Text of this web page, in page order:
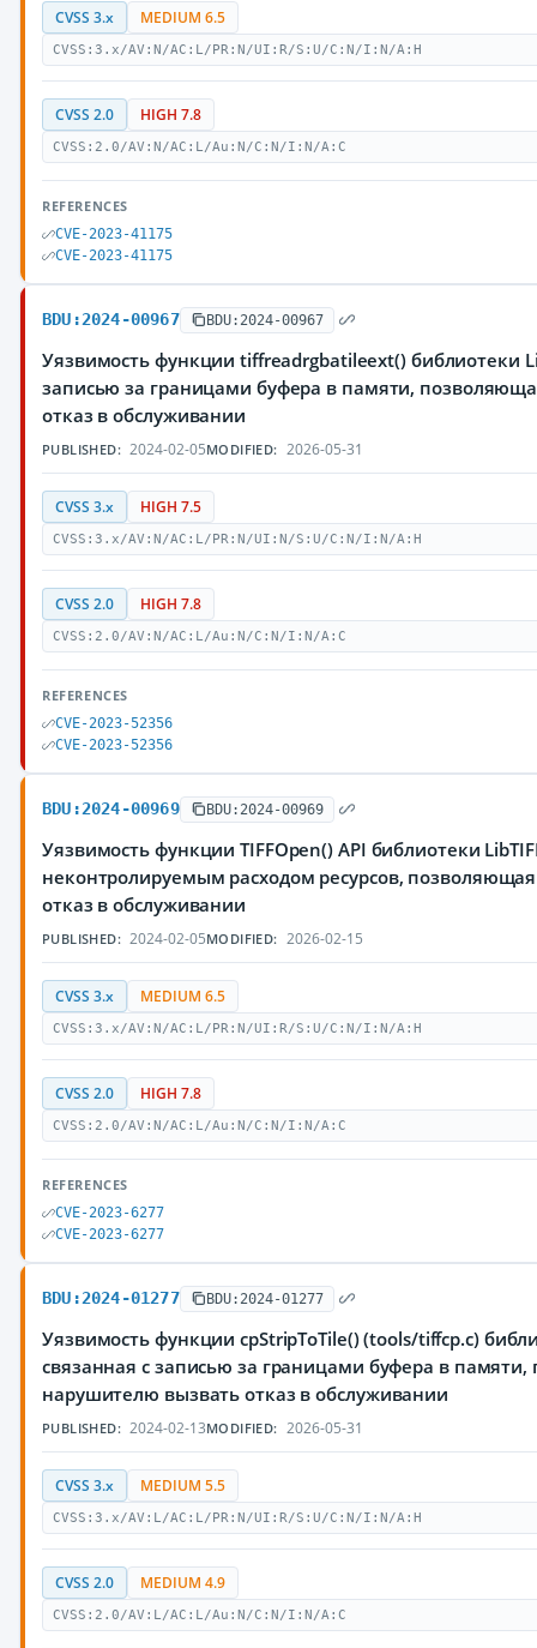
CVSS 3.x MEDIUM 6.5
CVSS:3.x/AV:N/AC:L/PR:N/UI:R/S:U/C:N/I:N/A:H
CVSS 2.0 HIGH 7.8
CVSS:2.0/AV:N/AC:L/Au:N/C:N/I:N/A:C
REFERENCES
CVE-2023-41175
CVE-2023-41175
BDU:2024-00967 BDU:2024-00967
Уязвимость функции tiffreadrgbatileext() библиотеки
записью за границами буфера в памяти,
отказ в обслуживании
PUBLISHED: 2024-02-05MODIFIED: 2026-05-31
CVSS 3.x HIGH 7.5
CVSS:3.x/AV:N/AC:L/PR:N/UI:N/S:U/C:N/I:N/A:H
CVSS 2.0 HIGH 7.8
CVSS:2.0/AV:N/AC:L/Au:N/C:N/I:N/A:C
REFERENCES
CVE-2023-52356
CVE-2023-52356
BDU:2024-00969 BDU:2024-00969
Уязвимость функции TIFFOpen() API библиотеки
неконтролируемым расходом ресурсов,
отказ в обслуживании
PUBLISHED: 2024-02-05MODIFIED: 2026-02-15
CVSS 3.x MEDIUM 6.5
CVSS:3.x/AV:N/AC:L/PR:N/UI:R/S:U/C:N/I:N/A:H
CVSS 2.0 HIGH 7.8
CVSS:2.0/AV:N/AC:L/Au:N/C:N/I:N/A:C
REFERENCES
CVE-2023-6277
CVE-2023-6277
BDU:2024-01277 BDU:2024-01277
Уязвимость функции cpStripToTile() (tools/tiffcp.c)
связанная с записью за границами буфера в
нарушителю вызвать отказ в обслуживании
PUBLISHED: 2024-02-13MODIFIED: 2026-05-31
CVSS 3.x MEDIUM 5.5
CVSS:3.x/AV:L/AC:L/PR:N/UI:R/S:U/C:N/I:N/A:H
CVSS 2.0 MEDIUM 4.9
CVSS:2.0/AV:L/AC:L/Au:N/C:N/I:N/A:C